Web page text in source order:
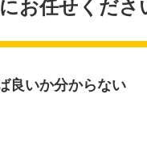
にお任せくださ
良いか分からない